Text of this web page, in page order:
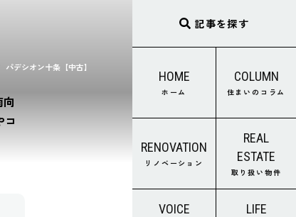
パデシオン十条【中古】
記事を探す
HOME
ホーム
COLUMN
住まいのコラム
RENOVATION
リノベーション
REAL
ESTATE
取り扱い物件
VOICE LIFE